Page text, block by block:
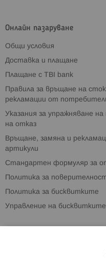
Онлайн пазаруване
Общи условия
Доставка и плащане
Плащане с TBI bank
Правила за връщане на
рекламации от
Указания за упражняване
на отказ
Връщане, замяна и
артикули
Стандартен формуляр за
Политика за
Политика за бисквитките
Управление на бисквитките